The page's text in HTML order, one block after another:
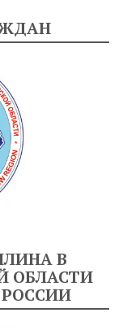
В
ОБЛАСТИ